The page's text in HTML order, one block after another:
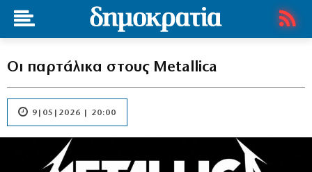
Οι παρτάλικα στους Metallica
9|05|2026 | 20:00